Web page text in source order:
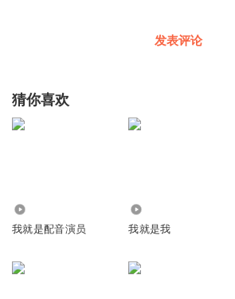
发表评论
猜你喜欢
我就是配音演员 我就是我